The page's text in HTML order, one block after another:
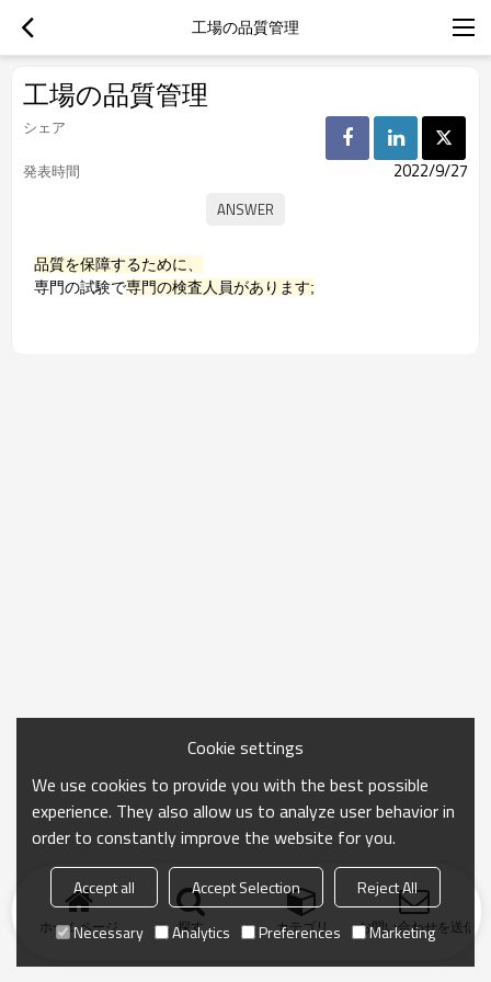
工場の品質管理
工場の品質管理
シェア
発表時間
2022/9/27
品質を保障するために、
専門の試験で専門の検査人員があります;
ホームページ 探す カテゴリ お問い合わせを送信
Cookie settings
We use cookies to provide you with the best possible
experience. They also allow us to analyze user behavior in
order to constantly improve the website for you.
Accept all Accept Selection
Reject All
Necessary
Analytics Preferences Marketing